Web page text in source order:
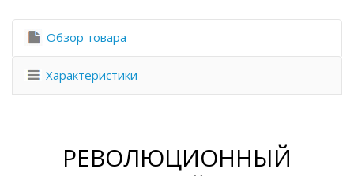
Обзор товара
Характеристики
РЕВОЛЮЦИОННЫЙ